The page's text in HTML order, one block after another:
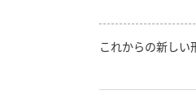
これからの新し